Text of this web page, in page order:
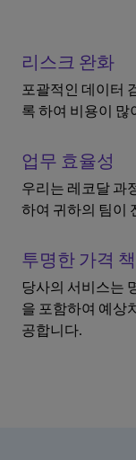
리스크 완화
포괄적인 데이터
록 하여 비용이 많
업무 효율성
우리는 레코달 과
하여 귀하의 팀이
투명한 가격
당사의 서비스는
을 포함하여 예상
공합니다.